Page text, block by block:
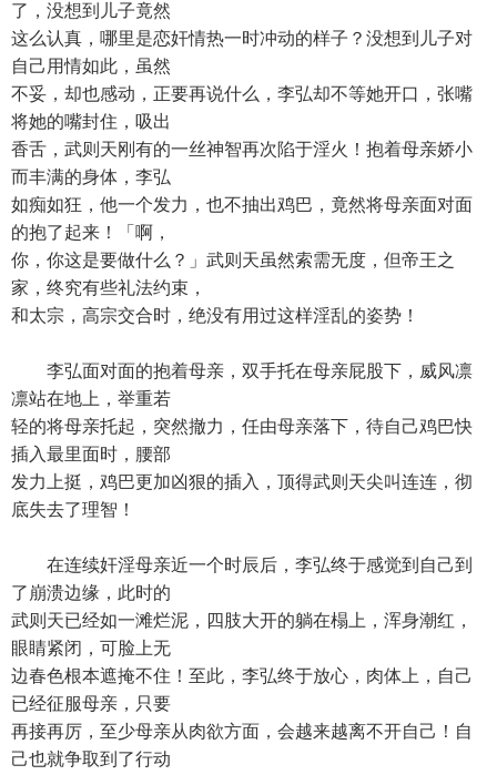
了，没想到儿子竟然
这么认真，哪里是恋奸情热一时冲动的样子？没想到儿子对
自己用情如此，虽然
不妥，却也感动，正要再说什么，李弘却不等她开口，张嘴
将她的嘴封住，吸出
香舌，武则天刚有的一丝神智再次陷于淫火！抱着母亲娇小
而丰满的身体，李弘
如痴如狂，他一个发力，也不抽出鸡巴，竟然将母亲面对面
的抱了起来！「啊，
你，你这是要做什么？」武则天虽然索需无度，但帝王之
家，终究有些礼法约束，
和太宗，高宗交合时，绝没有用过这样淫乱的姿势！
李弘面对面的抱着母亲，双手托在母亲屁股下，威风凛
凛站在地上，举重若
轻的将母亲托起，突然撤力，任由母亲落下，待自己鸡巴快
插入最里面时，腰部
发力上挺，鸡巴更加凶狠的插入，顶得武则天尖叫连连，彻
底失去了理智！
在连续奸淫母亲近一个时辰后，李弘终于感觉到自己到
了崩溃边缘，此时的
武则天已经如一滩烂泥，四肢大开的躺在榻上，浑身潮红，
眼睛紧闭，可脸上无
边春色根本遮掩不住！至此，李弘终于放心，肉体上，自己
已经征服母亲，只要
再接再厉，至少母亲从肉欲方面，会越来越离不开自己！自
己也就争取到了行动